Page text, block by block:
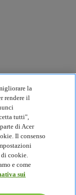
la
rendere il
tutti",
di Acer
Il consenso
di cookie.
e come
sui